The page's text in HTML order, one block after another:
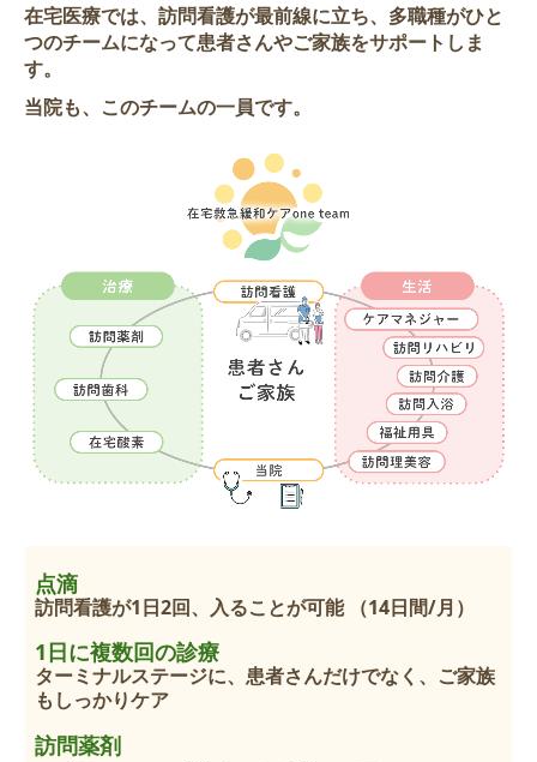
在宅医療では、訪問看護が最前線に立ち、多職種がひと
つのチームになって患者さんやご家族をサポートしま
す。
当院も、このチームの一員です。
点滴
訪問看護が1日2回、入ることが可能 （14日間/月）
1日に複数回の診療
ターミナルステージに、患者さんだけでなく、ご家族
もしっかりケア
訪問薬剤